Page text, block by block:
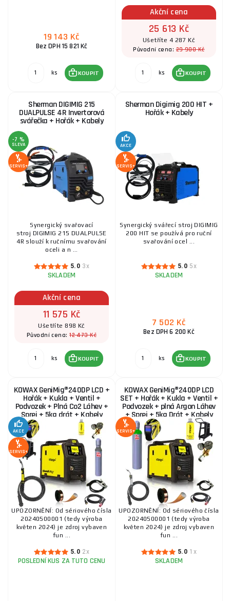
19 143 Kč
Bez DPH 15 821 Kč
ks KOUPIT
Akční cena
25 613 Kč
Ušetříte 4 287 Kč
Původní cena:29 900 Kč
ks KOUPIT
Sherman DIGIMIG 215
DUALPULSE 4R Invertorová
svářečka + Hořák + Kabely
-7 %
SLEVA
SERVIS+
Synergický svařovací
stroj DIGIMIG 215 DUALPULSE
4R slouží k ručnímu svařování
oceli a n ...
5.0 3x
SKLADEM
Akční cena
11 575 Kč
Ušetříte 898 Kč
Původní cena:12 473 Kč
ks KOUPIT
Sherman Digimig 200 HIT +
Hořák + Kabely
AKCE
SERVIS+
Synergický svářecí stroj DIGIMIG
200 HIT se používá pro ruční
svařování ocel ...
5.0 5x
SKLADEM
7 502 Kč
Bez DPH 6 200 Kč
ks KOUPIT
KOWAX GeniMig®240DP LCD +
Hořák + Kukla + Ventil +
Podvozek + Plná Co2 Láhev +
Sprej + 5kg drát + Kabely
AKCE
SERVIS+
UPOZORNĚNÍ: Od sériového čísla
20240500001 (tedy výroba
květen 2024) je zdroj vybaven
fun ...
5.0 2x
POSLEDNÍ KUS ZA TUTO CENU
KOWAX GeniMig®240DP LCD
SET + Hořák + Kukla + Ventil +
Podvozek + plná Argon Láhev
+ Sprej + 5kg Drát + Kabely
SERVIS+
UPOZORNĚNÍ: Od sériového čísla
20240500001 (tedy výroba
květen 2024) je zdroj vybaven
fun ...
5.0 1x
SKLADEM